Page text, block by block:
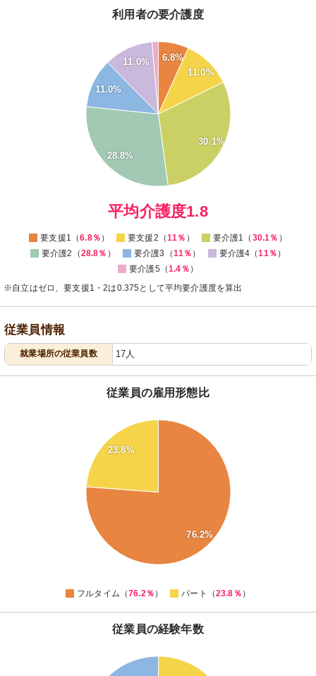
利用者の要介護度
6.8%
11.0%
30.1%
28.8%
11.0%
11.0%
0
平均介護度1.8
要支援1（6.8％ ） 要支援2（11％ ） 要介護1（ 30.1％ ）
要介護2（28.8％ ） 要介護3（11％ ） 要介護4（11％ ）
要介護5（1.4％ ）
※自立はゼロ、要支援1・2は0.375として平均要介護度を算出
従業員情報
就業場所の従業員数 17人
従業員の雇用形態比
76.2%
23.8%
フルタイム（76.2％ ） パート（23.8％ ）
従業員の経験年数